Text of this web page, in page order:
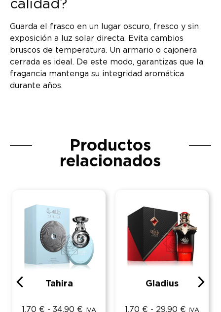
calidad?
Guarda el frasco en un lugar oscuro, fresco y sin
exposición a luz solar directa. Evita cambios
bruscos de temperatura. Un armario o cajonera
cerrada es ideal. De este modo, garantizas que la
fragancia mantenga su integridad aromática
durante años.
Productos
relacionados
Tahira
1,70 € - 34,90 €
IVA
Gladius
1,70 € - 29,90 €
IVA